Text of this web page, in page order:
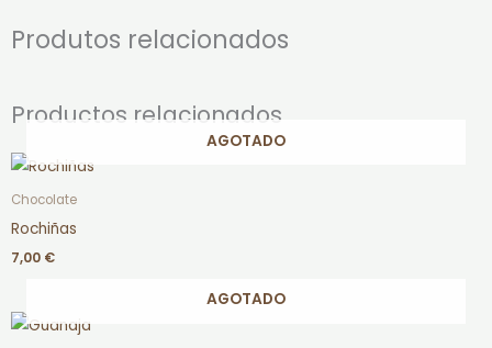
Produtos relacionados
Productos relacionados
AGOTADO
Chocolate
Rochiñas
7,00 €
AGOTADO